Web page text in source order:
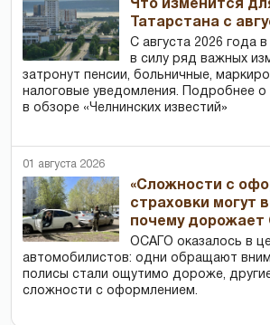
Что изменится
Татарстана с
С августа 2026 года
в силу ряд важных
затронут пенсии, больничные,
налоговые уведомления. Подробнее о
в обзоре «Челнинских известий»
01 августа 2026
«Сложности с
страховки могут
почему
ОСАГО оказалось в
автомобилистов: одни обращают
полисы стали ощутимо дороже,
сложности с оформлением.